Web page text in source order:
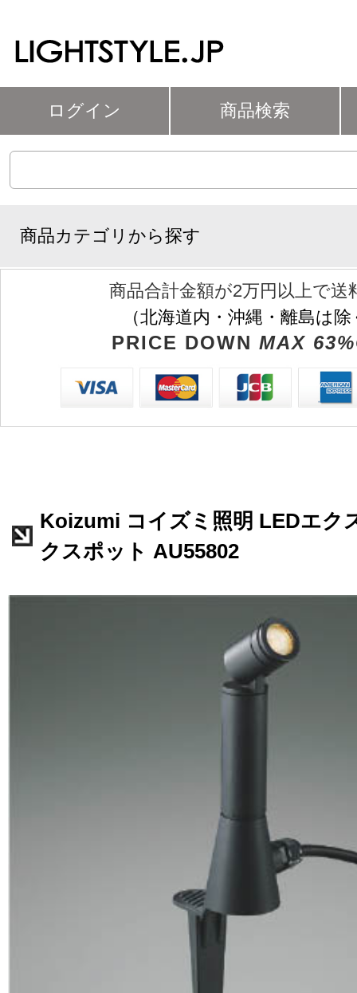
ログイン 商品検索
商品カテゴリから探す
商品合計金額が2万円以上で送
（北海道内・沖縄・離島は
PRICE DOWN MAX
Koizumi コイズミ照明 LEDエク
クスポット AU55802